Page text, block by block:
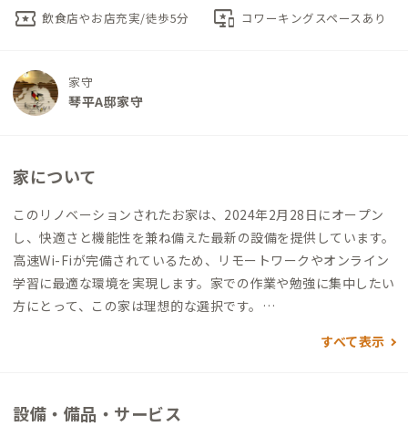
local_activity 飲食店やお店充実/徒歩5分 important_devices コワーキングスペースあり
家守
琴平A邸家守
家について
このリノベーションされたお家は、2024年2月28日にオープン
し、快適さと機能性を兼ね備えた最新の設備を提供しています。
高速Wi-Fiが完備されているため、リモートワークやオンライン
学習に最適な環境を実現します。家での作業や勉強に集中したい
方にとって、この家は理想的な選択です。
リビングには快適なソファが設置されており、リラックスした時
てが整っているため、自宅のような快適さで過ごせます。
すべて表示
設備・備品・サービス